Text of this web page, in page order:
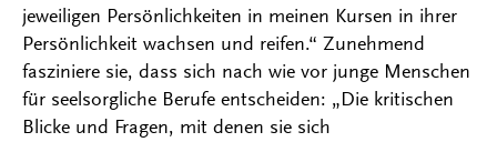
jeweiligen Persönlichkeiten in meinen Kursen in ihrer
Persönlichkeit wachsen und reifen.“ Zunehmend
fasziniere sie, dass sich nach wie vor junge Menschen
für seelsorgliche Berufe entscheiden: „Die kritischen
Blicke und Fragen, mit denen sie sich